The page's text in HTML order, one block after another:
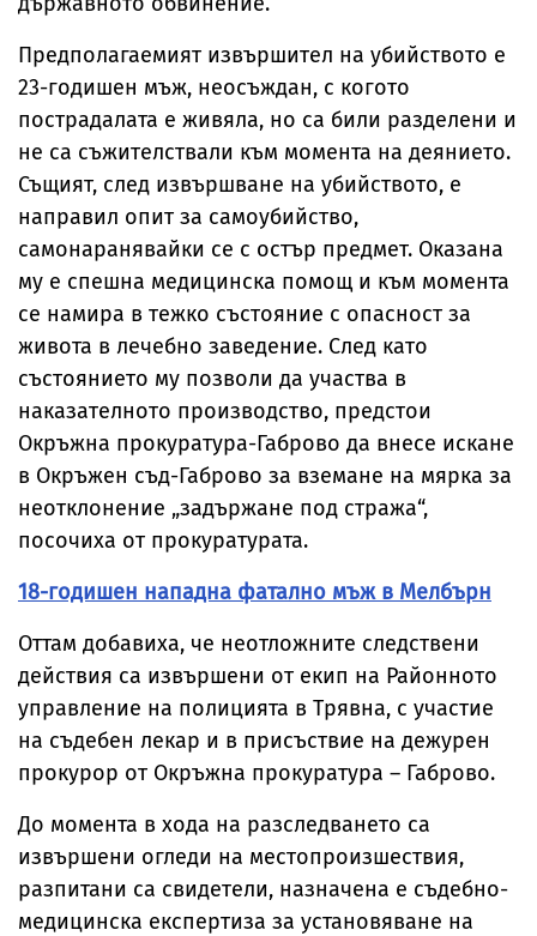
Предполагаемият извършител на убийството е
23-годишен мъж, неосъждан, с когото
пострадалата е живяла, но са били разделени и
не са съжителствали към момента на деянието.
Същият, след извършване на убийството, е
направил опит за самоубийство,
самонаранявайки се с остър предмет. Оказана
му е спешна медицинска помощ и към момента
се намира в тежко състояние с опасност за
живота в лечебно заведение. След като
състоянието му позволи да участва в
наказателното производство, предстои
Окръжна прокуратура-Габрово да внесе искане
в Окръжен съд-Габрово за вземане на мярка за
неотклонение „задържане под стража“,
посочиха от прокуратурата.
18-годишен нападна фатално мъж в Мелбърн
Оттам добавиха, че неотложните следствени
действия са извършени от екип на Районното
управление на полицията в Трявна, с участие
на съдебен лекар и в присъствие на дежурен
прокурор от Окръжна прокуратура – Габрово.
До момента в хода на разследването са
извършени огледи на местопроизшествия,
разпитани са свидетели, назначена е съдебно-
медицинска експертиза за установяване на